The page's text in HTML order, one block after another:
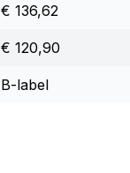
€ 136,62
€ 120,90
B-label